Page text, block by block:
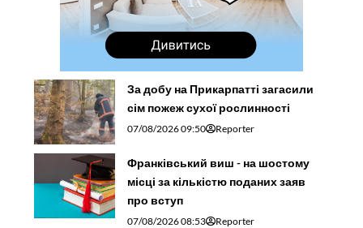
За добу на Прикарпатті загасили
сім пожеж сухої рослинності
07/08/2026 09:50 Reporter
Франківський виш - на шостому
місці за кількістю поданих заяв
про вступ
07/08/2026 08:53 Reporter